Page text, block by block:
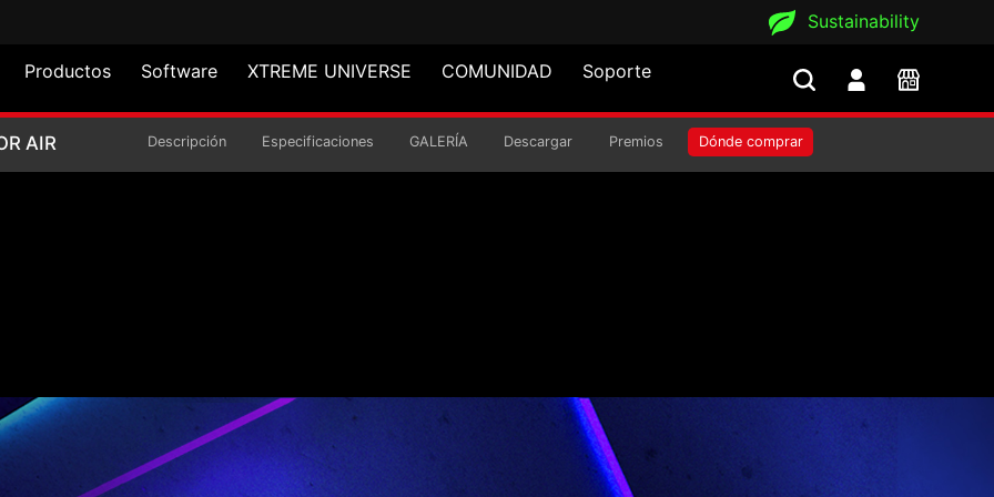
Sustainability
Productos Software XTREME UNIVERSE COMUNIDAD Soporte
DE MEDIA TORRE VALOR AIR
AIR Descripción Especificaciones GALERÍA Descargar Premios Dónde comprar